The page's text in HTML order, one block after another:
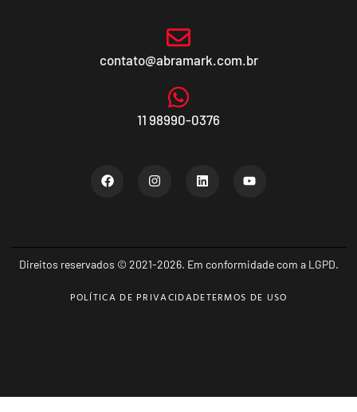
contato@abramark.com.br
11 98990-0376
Direitos reservados © 2021-2026. Em conformidade com a LGPD.
POLÍTICA DE PRIVACIDADETERMOS DE USO